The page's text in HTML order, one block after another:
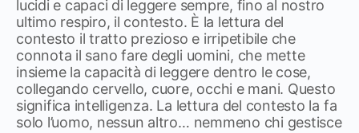
lucidi e capaci di leggere sempre, fino al nostro
ultimo respiro, il contesto. È la lettura del
contesto il tratto prezioso e irripetibile che
connota il sano fare degli uomini, che mette
insieme la capacità di leggere dentro le cose,
collegando cervello, cuore, occhi e mani. Questo
significa intelligenza. La lettura del contesto la fa
solo l’uomo, nessun altro… nemmeno chi gestisce